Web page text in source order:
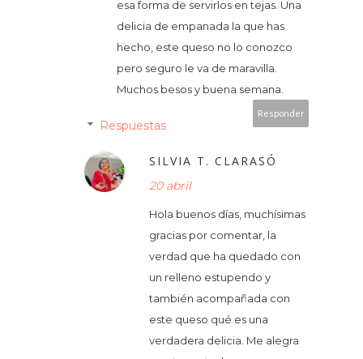
esa forma de servirlos en tejas. Una
delicia de empanada la que has
hecho, este queso no lo conozco
pero seguro le va de maravilla.
Muchos besos y buena semana.
Responder
Respuestas
SILVIA T. CLARASÓ
20 abril
Hola buenos días, muchísimas
gracias por comentar, la
verdad que ha quedado con
un relleno estupendo y
también acompañada con
este queso qué es una
verdadera delicia. Me alegra